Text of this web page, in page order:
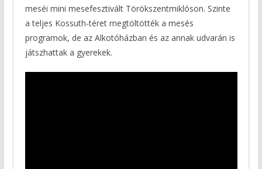
meséi mini mesefesztivált Törökszentmiklóson. Szinte
a teljes Kossuth-téret megtöltötték a mesés
programok, de az Alkotóházban és az annak udvarán is
játszhattak a gyerekek.